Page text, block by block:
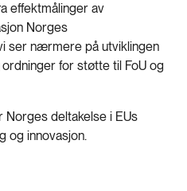
effektmålinger av
Norges
ser nærmere på utviklingen
for støtte til FoU og
deltakelse i EUs
og innovasjon.